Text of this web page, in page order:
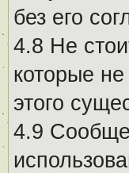
без его
4.8 Не
которые
этого
4.9